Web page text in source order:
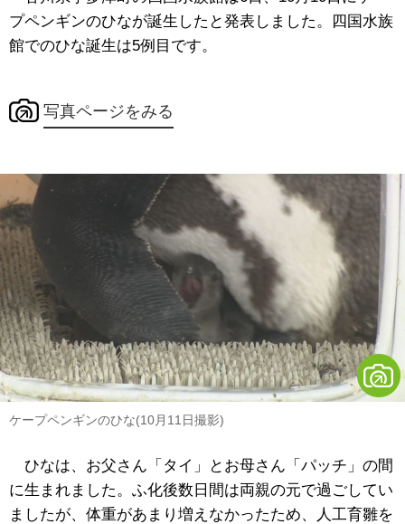
プペンギンのひなが誕生したと発表しました。四国水族
館でのひな誕生は5例目です。
写真ページをみる
ケープペンギンのひな(10月11日撮影)
ひなは、お父さん「タイ」とお母さん「パッチ」の間
に生まれました。ふ化後数日間は両親の元で過ごしてい
ましたが、体重があまり増えなかったため、人工育雛を